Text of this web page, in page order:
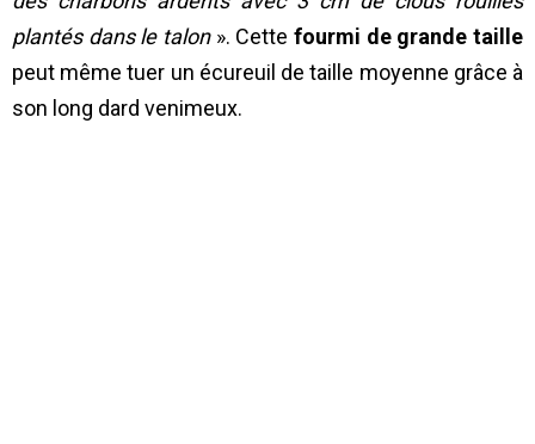
plantés dans le talon». Cette fourmi de grande taille
peut même tuer un écureuil de taille moyenne grâce à
son long dard venimeux.